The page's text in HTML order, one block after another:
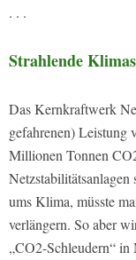
. . .
Strahlende
Das Kernkraftwerk
gefahrenen) Leistung
Millionen Tonnen
ums Klima, müsste
verlängern. So aber
„CO2-Schleudern“ in